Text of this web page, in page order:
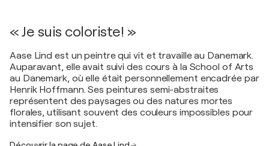
« Je suis coloriste! »
Aase Lind est un peintre qui vit et travaille au Danemark.
Auparavant, elle avait suivi des cours à la School of Arts
au Danemark, où elle était personnellement encadrée par
Henrik Hoffmann. Ses peintures semi-abstraites
représentent des paysages ou des natures mortes
florales, utilisant souvent des couleurs impossibles pour
intensifier son sujet.